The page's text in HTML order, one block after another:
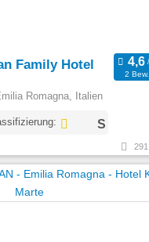
Family Hotel
2 Bew.
Romagna, Italien
291